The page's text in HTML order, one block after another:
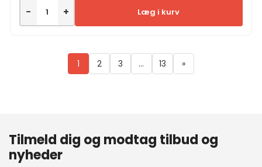
− + Læg i kurv
1 2 3 … 13 »
Tilmeld dig og modtag tilbud og
nyheder